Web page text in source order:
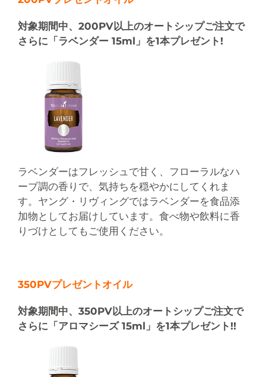
対象期間中、200PV以上のオートシップご注文で
さらに「ラベンダー 15ml」を1本プレゼント!
ラベンダーはフレッシュで甘く、フローラルなハ
ーブ調の香りで、気持ちを穏やかにしてくれま
す。ヤング・リヴィングではラベンダーを食品添
加物としてお届けしています。食べ物や飲料に香
りづけとしてもご使用ください。
350PVプレゼントオイル
対象期間中、350PV以上のオートシップご注文で
さらに「アロマシーズ 15ml」を1本プレゼント!!